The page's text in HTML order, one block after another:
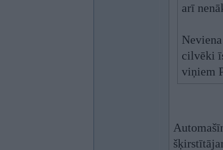
arī
cilvēki
viņiem